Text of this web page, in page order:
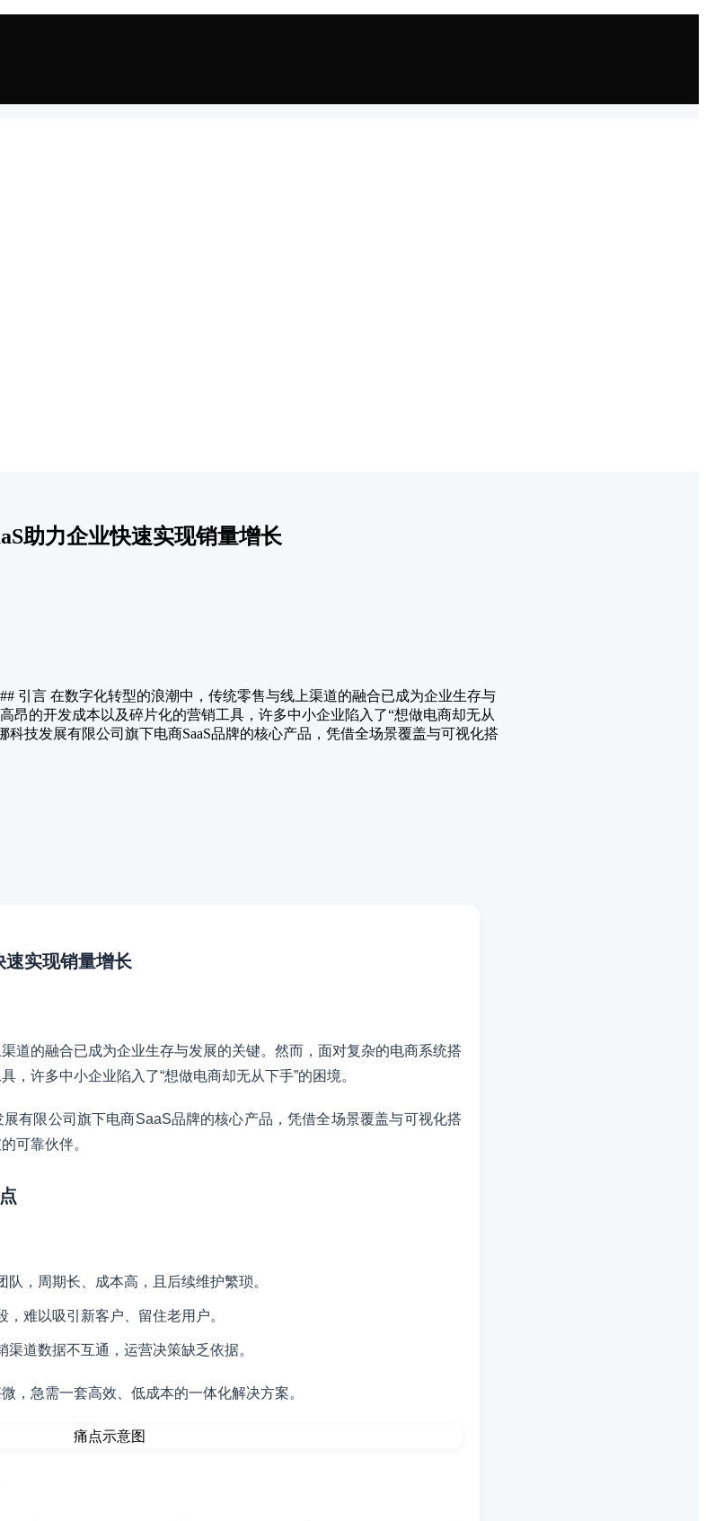
助力企业快速实现销量增长
引言 在数字化转型的浪潮中，传统零售与线上渠道的融合已成为企业生存与
昂的开发成本以及碎片化的营销工具，许多中小企业陷入了“想做电商却无从
技发展有限公司旗下电商SaaS品牌的核心产品，凭借全场景覆盖与可视化搭
速实现销量增长
道的融合已成为企业生存与发展的关键。然而，面对复杂的电商系统搭
，许多中小企业陷入了“想做电商却无从下手”的困境。
展有限公司旗下电商SaaS品牌的核心产品，凭借全场景覆盖与可视化搭
可靠伙伴。
队，周期长、成本高，且后续维护繁琐。
，难以吸引新客户、留住老用户。
渠道数据不互通，运营决策缺乏依据。
，急需一套高效、低成本的一体化解决方案。